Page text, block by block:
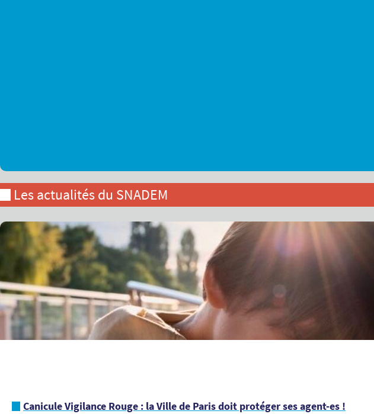
Les actualités du SNADEM
Canicule Vigilance Rouge : la Ville de Paris doit protéger ses agent-es !